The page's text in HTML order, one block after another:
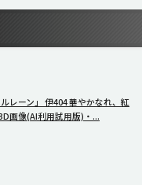
レーン」 伊404 華やかなれ、紅
画像(AI利用試用版)・...